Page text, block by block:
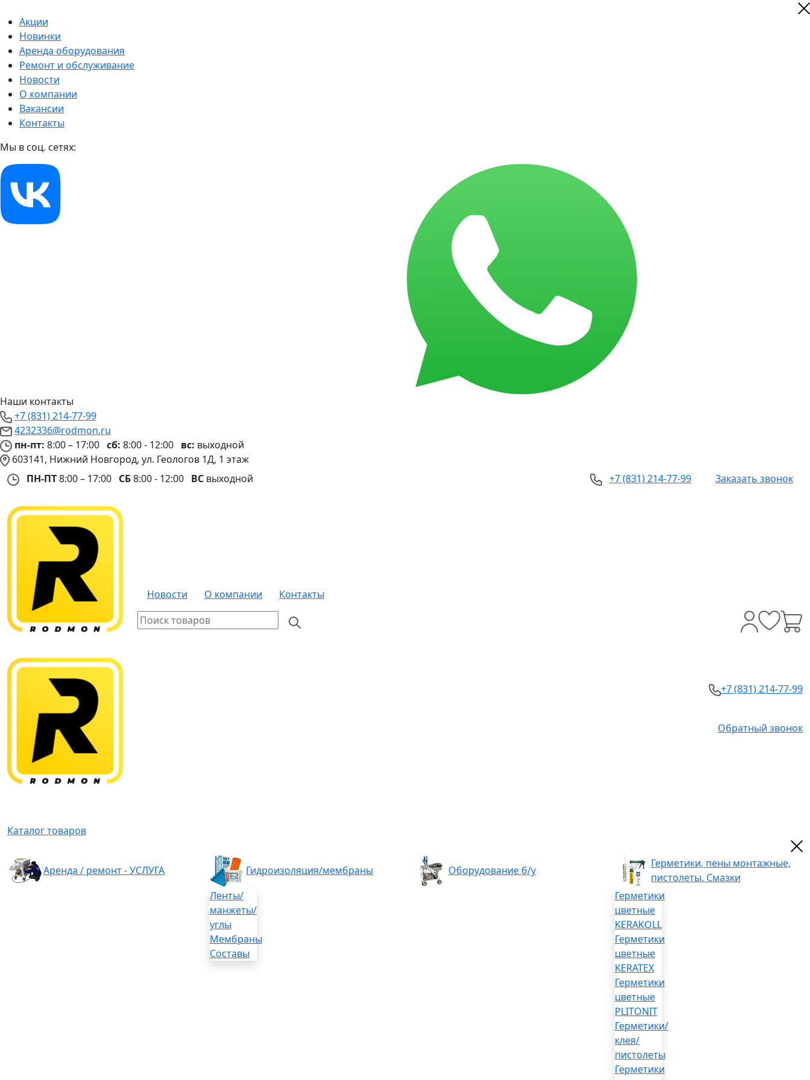
Акции
Новинки
Аренда оборудования
Ремонт и обслуживание
Новости
О компании
Вакансии
Контакты
Мы в соц. сетях:
Наши контакты
+7 (831) 214-77-99
4232336@rodmon.ru
пн-пт: 8:00 – 17:00 сб: 8:00 - 12:00 вс: выходной
603141, Нижний Новгород, ул. Геологов 1Д, 1 этаж
ПН-ПТ8:00 – 17:00 СБ8:00 - 12:00 ВС выходной +7 (831) 214-77-99 Заказать звонок
Новости О компании Контакты
+7 (831) 214-77-99
Обратный звонок
Каталог товаров
Аренда / ремонт - УСЛУГА
Гидроизоляция/мембраны
Ленты/
манжеты/
углы
Мембраны
Составы
Оборудование б/у
Герметики, пены монтажные,
пистолеты. Смазки
Герметики
цветные
KERAKOLL
Герметики
цветные
KERATEX
Герметики
цветные
PLITONIT
Герметики/
клея/
пистолеты
Герметики